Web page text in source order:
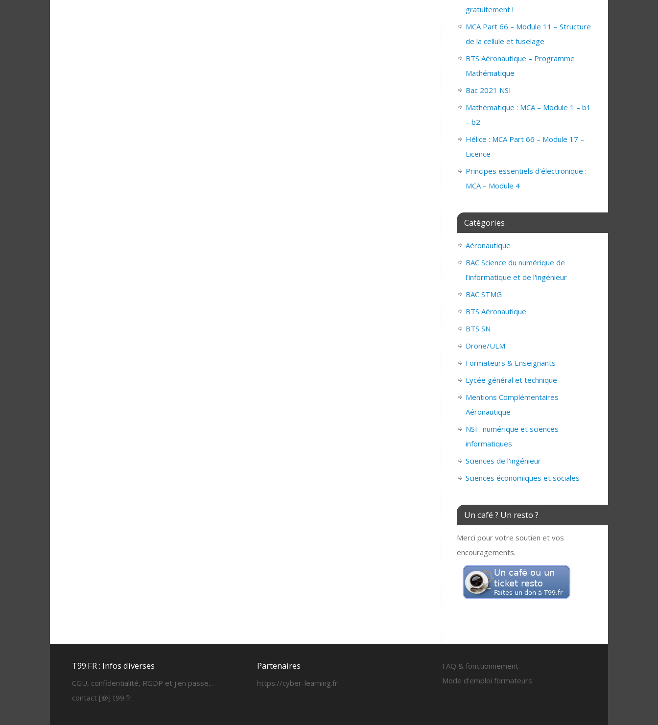
gratuitement !
MCA Part 66 – Module 11 – Structure
de la cellule et fuselage
BTS Aéronautique – Programme
Mathématique
Bac 2021 NSI
Mathématique : MCA – Module 1 – b1
– b2
Hélice : MCA Part 66 – Module 17 –
Licence
Principes essentiels d’électronique :
MCA – Module 4
Catégories
Aéronautique
BAC Science du numérique de
l'informatique et de l'ingénieur
BAC STMG
BTS Aéronautique
BTS SN
Drone/ULM
Formateurs & Enseignants
Lycée général et technique
Mentions Complémentaires
Aéronautique
NSI : numérique et sciences
informatiques
Sciences de l'ingénieur
Sciences économiques et sociales
Un café ? Un resto ?
Merci pour votre soutien et vos
encouragements.
T99.FR : Infos diverses
CGU, confidentialité, RGDP et j'en passe...
contact [@] t99.fr
Partenaires
https://cyber-learning.fr
FAQ & fonctionnement
Mode d'emploi formateurs